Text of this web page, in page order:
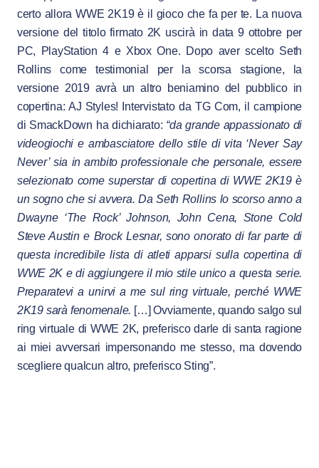
certo allora WWE 2K19 è il gioco che fa per te. La nuova
versione del titolo firmato 2K uscirà in data 9 ottobre per
PC, PlayStation 4 e Xbox One. Dopo aver scelto Seth
Rollins come testimonial per la scorsa stagione, la
versione 2019 avrà un altro beniamino del pubblico in
copertina: AJ Styles! Intervistato da TG Com, il campione
di SmackDown ha dichiarato: “da grande appassionato di
videogiochi e ambasciatore dello stile di vita ‘Never Say
Never’ sia in ambito professionale che personale, essere
selezionato come superstar di copertina di WWE 2K19 è
un sogno che si avvera. Da Seth Rollins lo scorso anno a
Dwayne ‘The Rock’ Johnson, John Cena, Stone Cold
Steve Austin e Brock Lesnar, sono onorato di far parte di
questa incredibile lista di atleti apparsi sulla copertina di
WWE 2K e di aggiungere il mio stile unico a questa serie.
Preparatevi a unirvi a me sul ring virtuale, perché WWE
2K19 sarà fenomenale. […] Ovviamente, quando salgo sul
ring virtuale di WWE 2K, preferisco darle di santa ragione
ai miei avversari impersonando me stesso, ma dovendo
scegliere qualcun altro, preferisco Sting”.